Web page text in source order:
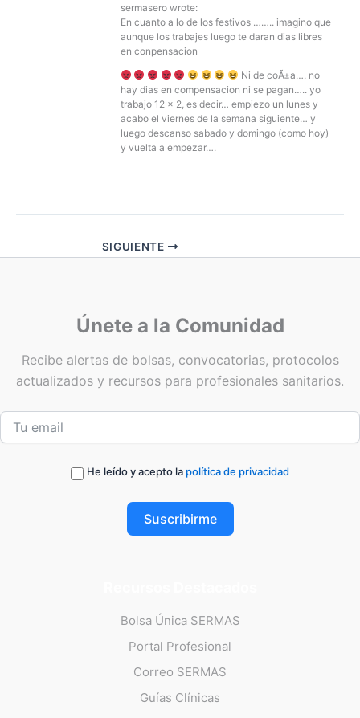
sermasero wrote:
En cuanto a lo de los festivos …….. imagino que
aunque los trabajes luego te daran dias libres
en conpensacion
Ni de coÃ±a…. no
hay dias en compensacion ni se pagan….. yo
trabajo 12 x 2, es decir… empiezo un lunes y
acabo el viernes de la semana siguiente… y
luego descanso sabado y domingo (como hoy)
y vuelta a empezar….
SIGUIENTE
Únete a la Comunidad
Recibe alertas de bolsas, convocatorias, protocolos
actualizados y recursos para profesionales sanitarios.
He leído y acepto la política de privacidad
Suscribirme
Bolsa Única SERMAS
Portal Profesional
Correo SERMAS
Guías Clínicas